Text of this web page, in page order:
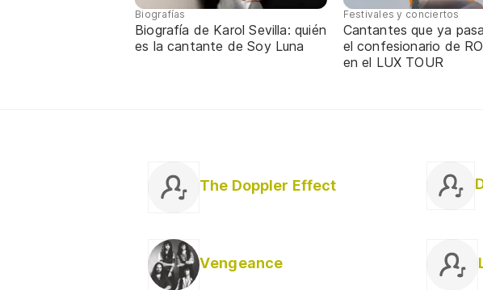
Biografías
Biografía de Karol Sevilla: quién
es la cantante de Soy Luna
Festivales y conciertos
Cantantes que ya
el confesionario de
en el LUX TOUR
The Doppler Effect
Vengeance